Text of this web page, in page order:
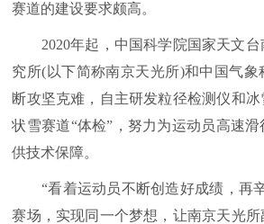
赛道的建设要求颇高。
2020年起，中国科学院国家天文台
究所(以下简称南京天光所)和中国气象
断攻坚克难，自主研发粒径检测仪和
状雪赛道“体检”，努力为运动员高速
供技术保障。
“看着运动员不断创造好成绩，再
赛场，实现同一个梦想，让南京天光